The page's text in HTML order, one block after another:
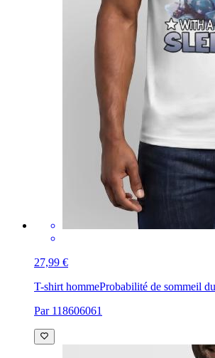
27,99 €
T-shirt hommeProbabilité de sommeil
Par 118606061